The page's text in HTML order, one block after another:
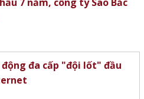
đa cấp "đội lốt" đầu